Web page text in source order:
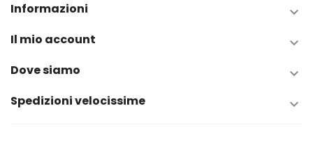
Informazioni 
Il mio account 
Dove siamo 
Spedizioni velocissime 